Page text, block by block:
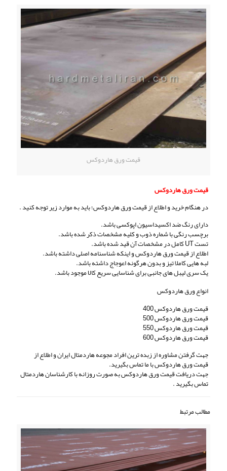
قیمت ورق هاردوکس
قیمت ورق هاردوکس
در هنگام خرید و اطلاع از قیمت ورق هاردوکس؛ باید به موارد زیر توجه کنید .
دارای رنگ ضد اکسیداسیون اپوکسی باشد.
برچسب رنگی با شماره ذوب و کلیه مشخصات ذکر شده باشد.
تست UT کامل در مشخصات آن قید شده باشد.
اطلاع از قیمت ورق هاردوکس و اینکه شناسنامه اصلی داشته باشد.
لبه هایی کاملا تیز و بدون هرگونه اعوجاج داشته باشد.
یک سری لیبل های جانبی برای شناسایی سریع کالا موجود باشد.
انواع ورق هاردوکس
قیمت ورق هاردوکس 400
قیمت ورق هاردوکس 500
قیمت ورق هاردوکس 550
قیمت ورق هاردوکس 600
جهت گرفتن مشاوره از زبده ترین افراد مجوعه هاردمتال ایران و اطلاع از
قیمت ورق هاردوکس با ما تماس بگیرید.
جهت دریافت قیمت ورق هاردوکس به صورت روزانه با کارشناسان هاردمتال
تماس بگیرید .
مطالب مرتبط